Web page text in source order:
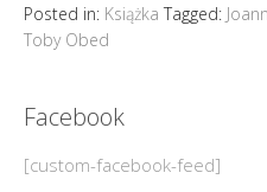
Posted in: Książka Tagged:
Toby Obed
Facebook
[custom-facebook-feed]